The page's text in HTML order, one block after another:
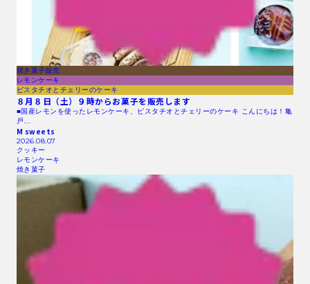
焼き菓子販売
レモンケーキ
ピスタチオとチェリーのケーキ
８月８日（土）９時からお菓子を販売します
■国産レモンを使ったレモンケーキ、ピスタチオとチェリーのケーキ こんにちは！亀
戸…
M sweets
2026.08.07
クッキー
レモンケーキ
焼き菓子